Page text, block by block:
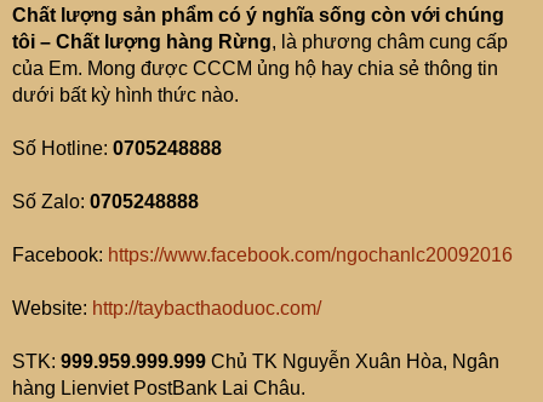
Chất lượng sản phẩm có ý nghĩa sống còn với chúng
tôi – Chất lượng hàng Rừng, là phương châm cung cấp
của Em. Mong được CCCM ủng hộ hay chia sẻ thông tin
dưới bất kỳ hình thức nào.
Số Hotline: 0705248888
Số Zalo: 0705248888
Facebook: https://www.facebook.com/ngochanlc20092016
Website: http://taybacthaoduoc.com/
STK: 999.959.999.999 Chủ TK Nguyễn Xuân Hòa, Ngân
hàng Lienviet PostBank Lai Châu.